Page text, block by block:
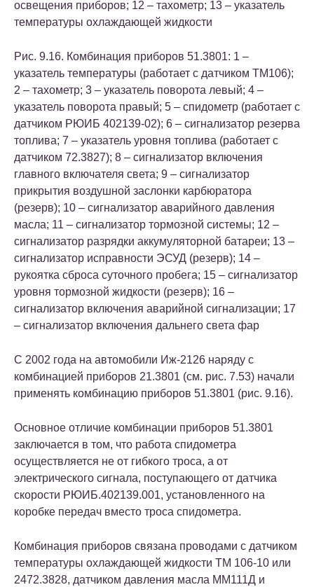
освещения приборов; 12 – тахометр; 13 – указатель
температуры охлаждающей жидкости
Рис. 9.16. Комбинация приборов 51.3801: 1 –
указатель температуры (работает с датчиком ТМ106);
2 – тахометр; 3 – указатель поворота левый; 4 –
указатель поворота правый; 5 – спидометр (работает с
датчиком РЮИБ 402139-02); 6 – сигнализатор резерва
топлива; 7 – указатель уровня топлива (работает с
датчиком 72.3827); 8 – сигнализатор включения
главного включателя света; 9 – сигнализатор
прикрытия воздушной заслонки карбюратора
(резерв); 10 – сигнализатор аварийного давления
масла; 11 – сигнализатор тормозной системы; 12 –
сигнализатор разрядки аккумуляторной батареи; 13 –
сигнализатор исправности ЭСУД (резерв); 14 –
рукоятка сброса суточного пробега; 15 – сигнализатор
уровня тормозной жидкости (резерв); 16 –
сигнализатор включения аварийной сигнализации; 17
– сигнализатор включения дальнего света фар
С 2002 года на автомобили Иж-2126 наряду с
комбинацией приборов 21.3801 (см. рис. 7.53) начали
применять комбинацию приборов 51.3801 (рис. 9.16).
Основное отличие комбинации приборов 51.3801
заключается в том, что работа спидометра
осуществляется не от гибкого троса, а от
электрического сигнала, поступающего от датчика
скорости РЮИБ.402139.001, установленного на
коробке передач вместо троса спидометра.
Комбинация приборов связана проводами с датчиком
температуры охлаждающей жидкости ТМ 106-10 или
2472.3828, датчиком давления масла ММ111Д и